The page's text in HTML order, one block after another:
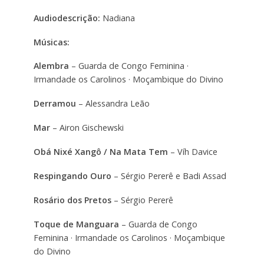
Audiodescrição: Nadiana
Músicas:
Alembra – Guarda de Congo Feminina ·
Irmandade os Carolinos · Moçambique do Divino
Derramou – Alessandra Leão
Mar– Airon Gischewski
Obá Nixé Xangô / Na Mata Tem – Víh Davice
Respingando Ouro – Sérgio Pererê e Badi Assad
Rosário dos Pretos– Sérgio Pererê
Toque de Manguara – Guarda de Congo
Feminina · Irmandade os Carolinos · Moçambique
do Divino